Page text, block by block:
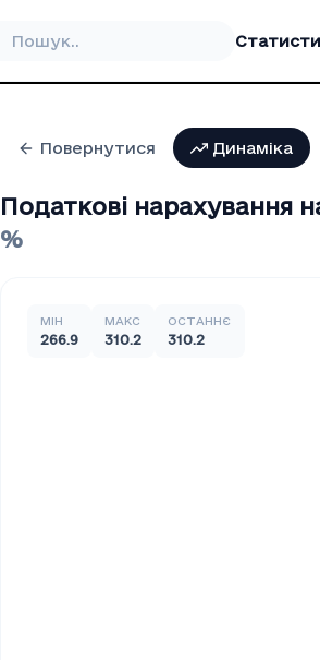
Повернутися Динаміка
Податкові нарахування
%
МІН
266.9
МАКС
310.2
ОСТАННЄ
310.2